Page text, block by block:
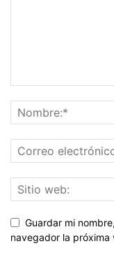
Guardar mi
navegador la próxima